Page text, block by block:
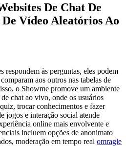
De Chat De
Vídeo Aleatórios Ao
respondem às perguntas, eles podem
aos outros nas tabelas de
o Showme promove um ambiente
chat ao vivo, onde os usuários
trocar conhecimentos e fazer
jogos e interação social atende
online mais envolvente e
incluem opções de anonimato
moderação em tempo real omragle